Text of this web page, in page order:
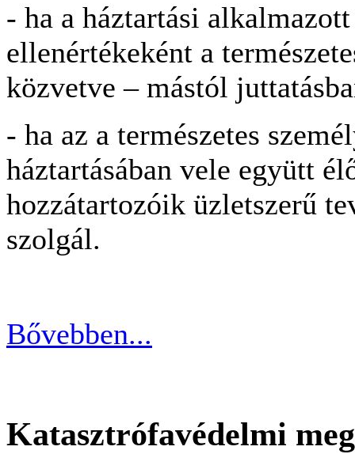
- ha a háztartási
ellenértékeként a
közvetve – mástól
- ha az a természetes
háztartásában vele együtt
hozzátartozóik üzletszerű
szolgál.
Bővebben...
Katasztrófavédelmi